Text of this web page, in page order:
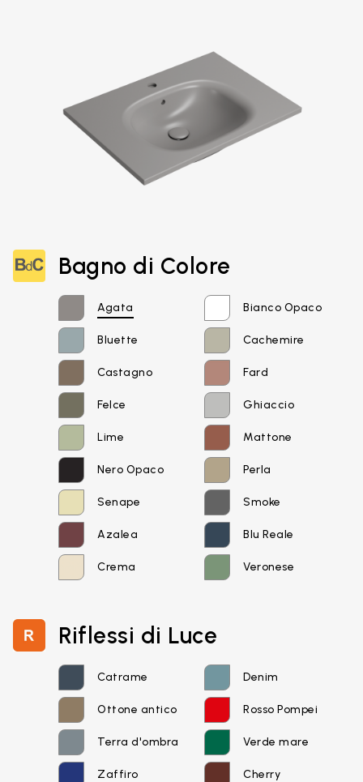
Bagno di Colore
Agata Bianco Opaco
Bluette Cachemire
Castagno Fard
Felce Ghiaccio
Lime Mattone
Nero Opaco Perla
Senape Smoke
Azalea Blu Reale
Crema Veronese
Riflessi di Luce
Catrame Denim
Ottone antico Rosso Pompei
Terra d'ombra Verde mare
Zaffiro Cherry